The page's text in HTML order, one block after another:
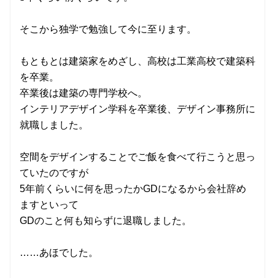
そこから独学で勉強して今に至ります。
もともとは建築家をめざし、高校は工業高校で建築科
を卒業。
卒業後は建築の専門学校へ。
インテリアデザイン学科を卒業後、デザイン事務所に
就職しました。
空間をデザインすることでご飯を食べて行こうと思っ
ていたのですが
5年前くらいに何を思ったかGDになるから会社辞め
ますといって
GDのこと何も知らずに退職しました。
……あほでした。